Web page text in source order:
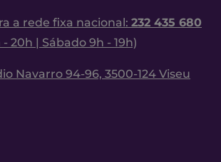
a rede fixa nacional: 232 435 680
20h | Sábado 9h - 19h)
Navarro 94-96, 3500-124 Viseu